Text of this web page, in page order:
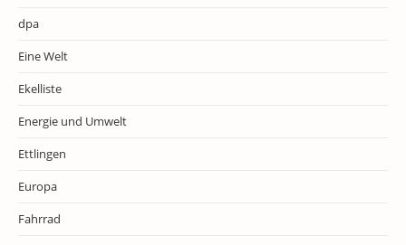
dpa
Eine Welt
Ekelliste
Energie und Umwelt
Ettlingen
Europa
Fahrrad